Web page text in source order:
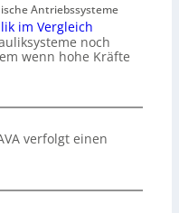
Antriebssysteme
im Vergleich
noch
wenn hohe Kräfte
verfolgt einen